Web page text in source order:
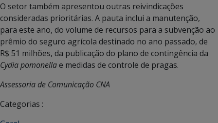
O setor também apresentou outras reivindicações
consideradas prioritárias. A pauta inclui a manutenção,
para este ano, do volume de recursos para a subvenção ao
prêmio do seguro agrícola destinado no ano passado, de
R$ 51 milhões, da publicação do plano de contingência da
Cydia pomonellae medidas de controle de pragas.
Assessoria de Comunicação CNA
Categorias :